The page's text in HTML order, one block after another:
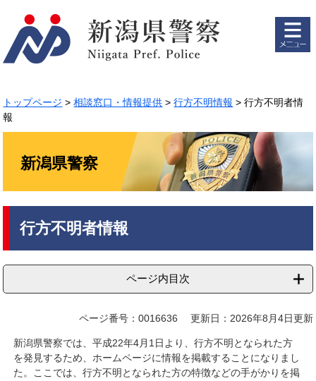
の
先
す。
ー
を
し
て
トップページ >相談窓口・情報提供 >行方不明情報 >行方不明者情
報
新潟県警察
行方不明者情報
ページ内目次
ページ番号：0016636 更新日：2026年8月4日更新
新潟県警察では、平成22年4月1日より、行方不明となられた方
を発見するため、ホームページに情報を掲載することになりまし
た。ここでは、行方不明となられた方の特徴などの手がかりを掲